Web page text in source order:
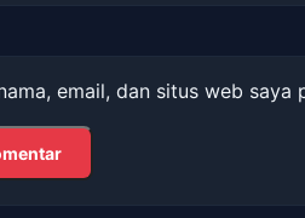
email, dan situs web